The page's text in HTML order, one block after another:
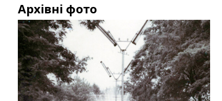
Архівні фото